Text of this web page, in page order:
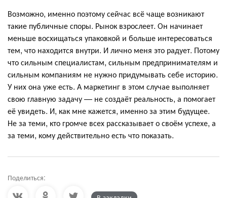
Возможно, именно поэтому сейчас всё чаще возникают
такие публичные споры. Рынок взрослеет. Он начинает
меньше восхищаться упаковкой и больше интересоваться
тем, что находится внутри. И лично меня это радует. Потому
что сильным специалистам, сильным предпринимателям и
сильным компаниям не нужно придумывать себе историю.
У них она уже есть. А маркетинг в этом случае выполняет
свою главную задачу — не создаёт реальность, а помогает
её увидеть. И, как мне кажется, именно за этим будущее.
Не за теми, кто громче всех рассказывает о своём успехе, а
за теми, кому действительно есть что показать.
Поделиться: